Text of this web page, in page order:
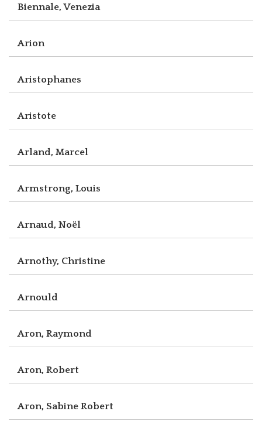
Biennale, Venezia
Arion
Aristophanes
Aristote
Arland, Marcel
Armstrong, Louis
Arnaud, Noël
Arnothy, Christine
Arnould
Aron, Raymond
Aron, Robert
Aron, Sabine Robert